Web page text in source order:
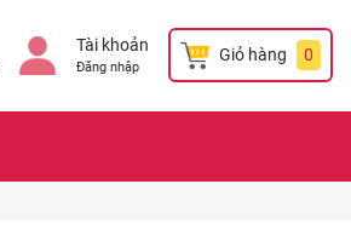
Tài khoản
Đăng nhập
Giỏ hàng 0